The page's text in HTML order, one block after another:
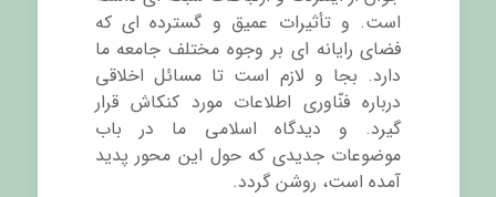
است. و تأثیرات عمیق و گسترده ای که
فضای رایانه ای بر وجوه مختلف جامعه ما
دارد. بجا و لازم است تا مسائل اخلاقی
درباره فنّاوری اطلاعات مورد کنکاش قرار
گیرد. و دیدگاه اسلامی ما در باب
موضوعات جدیدی که حول این محور پدید
آمده است، روشن گردد.